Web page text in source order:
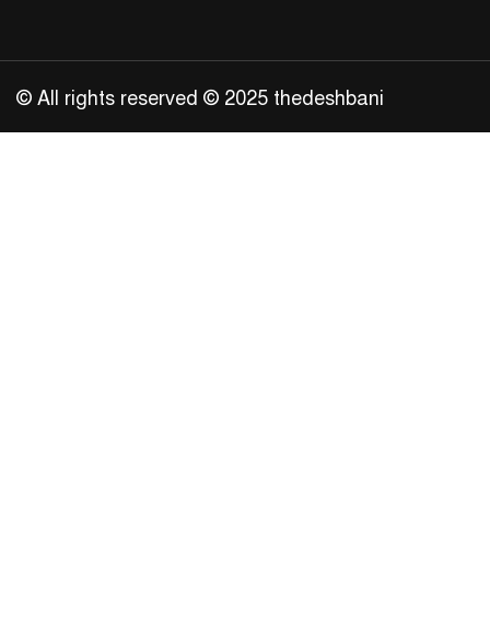
© All rights reserved © 2025 thedeshbani